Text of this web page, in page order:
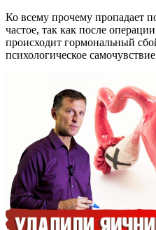
Ко всему прочему пропадает
частое, так как после
происходит гормональный
психологическое